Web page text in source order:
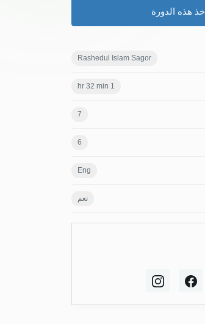
خذ هذه الدورة
Rashedul Islam Sagor
1 hr 32 min
7
6
Eng
نعم